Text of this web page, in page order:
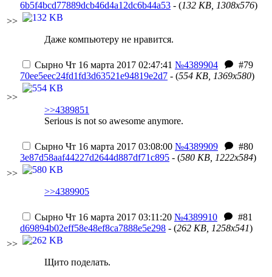
>>
6b5f4bcd77889dcb46d4a12dc6b44a53 - (132 KB, 1308x576)
Даже компьютеру не нравится.
>>
Сырно Чт 16 марта 2017 02:47:41 №4389904
#79
70ee5eec24fd1fd3d63521e94819e2d7 - (554 KB, 1369x580)
>>4389851
Serious is not so awesome anymore.
>>
Сырно Чт 16 марта 2017 03:08:00 №4389909
#80
3e87d58aaf44227d2644d887df71c895 - (580 KB, 1222x584)
>>4389905
>>
Сырно Чт 16 марта 2017 03:11:20 №4389910
#81
d69894b02eff58e48ef8ca7888e5e298 - (262 KB, 1258x541)
Щито поделать.